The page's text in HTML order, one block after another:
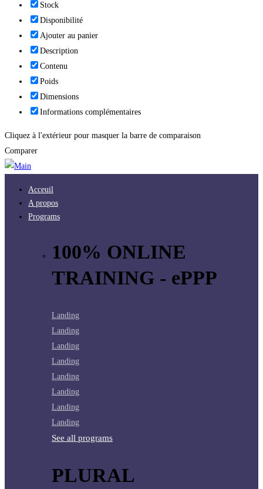
Stock
Disponibilité
Ajouter au panier
Description
Contenu
Poids
Dimensions
Informations complémentaires
Cliquez à l'extérieur pour masquer la barre de comparaison
Comparer
Acceuil
A propos
Programs
100% ONLINE
TRAINING - ePPP
Landing
Landing
Landing
Landing
Landing
Landing
Landing
Landing
See all programs
PLURAL